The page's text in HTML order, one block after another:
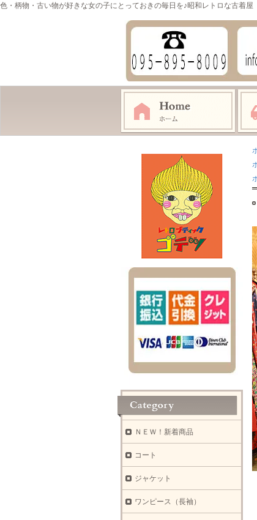
色・柄物・古い物が好きな女の子にとっておきの毎日を♪昭和レトロな古着
ＮＥＷ！新着商品
コート
ジャケット
ワンピース（長袖）